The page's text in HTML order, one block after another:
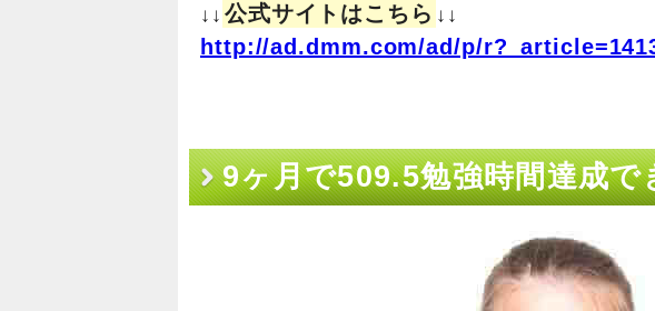
↓↓ 公式サイトはこちら ↓↓
http://ad.dmm.com/ad/p/
9ヶ月で509.5勉強時間達成